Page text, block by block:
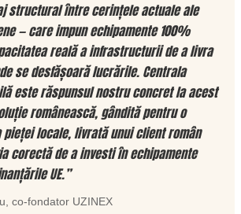
structural între cerințele actuale ale
— care impun echipamente 100%
reală a infrastructurii de a livra
se desfășoară lucrările. Centrala
este răspunsul nostru concret la acest
românească, gândită pentru o
pieței locale, livrată unui client român
corectă de a investi în echipamente
UE.”
, co-fondator UZINEX